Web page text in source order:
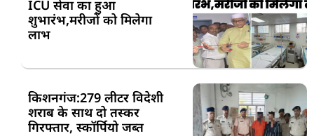
ICU सेवा का हुआ
शुभारंभ,मरीजों को मिलेगा
लाभ
किशनगंज:279 लीटर विदेशी
शराब के साथ दो तस्कर
गिरफ्तार, स्कॉर्पियो जब्त